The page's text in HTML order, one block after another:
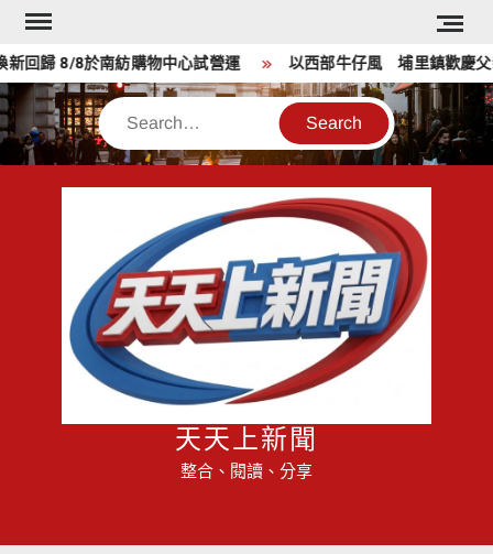
Skip
content
歸 8/8於南紡購物中心試營運 以西部牛仔風 埔里鎮歡慶父親節
Search
天天上新聞
整合、閱讀、分享